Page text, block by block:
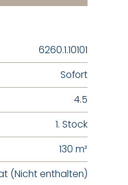
6260.1.10101
Sofort
4.5
1. Stock
130 m²
(Nicht enthalten)